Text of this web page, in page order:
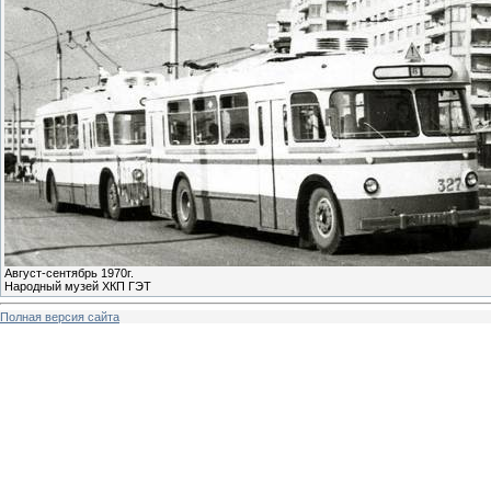
Август-сентябрь 1970г.
Народный музей ХКП ГЭТ
Полная версия сайта